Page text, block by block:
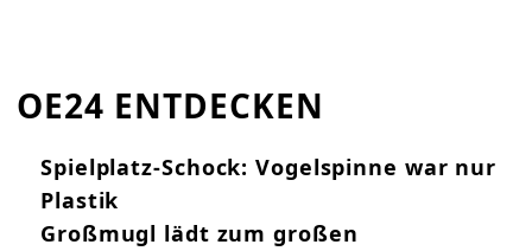
OE24 ENTDECKEN
Spielplatz-Schock: Vogelspinne war nur
Plastik
Großmugl lädt zum großen